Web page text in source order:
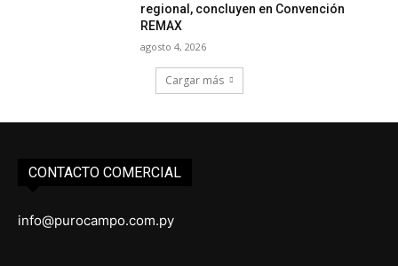
regional, concluyen en Convención
REMAX
agosto 4, 2026
Cargar más
CONTACTO COMERCIAL
info@purocampo.com.py